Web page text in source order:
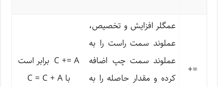
=
+
عمگلر افزایش و تخصیص،
عملوند سمت راست را به
عملوند سمت چپ اضافه
کرده و مقدار حاصله را به
C += A برابر است
با C = C + A